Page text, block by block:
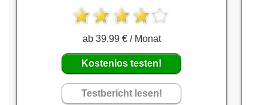
ab 39,99 € / Monat
Kostenlos testen!
Testbericht lesen!